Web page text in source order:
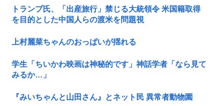
トランプ氏、「出産旅行」禁じる大統領令 米国籍取得
を目的とした中国人らの渡米を問題視
上村麗菜ちゃんのおっぱいが揺れる
学生「ちいかわ映画は神秘的です」神話学者「なら見て
みるか…」
『みいちゃんと山田さん』とネット民 異常者動物園